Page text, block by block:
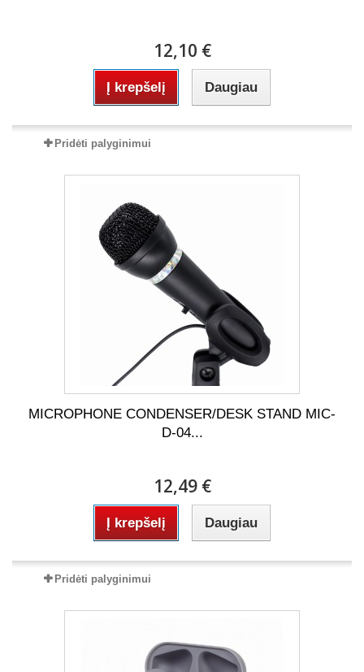
12,10 €
Į krepšelį Daugiau
Pridėti palyginimui
MICROPHONE CONDENSER/DESK STAND MIC-
D-04...
12,49 €
Į krepšelį Daugiau
Pridėti palyginimui